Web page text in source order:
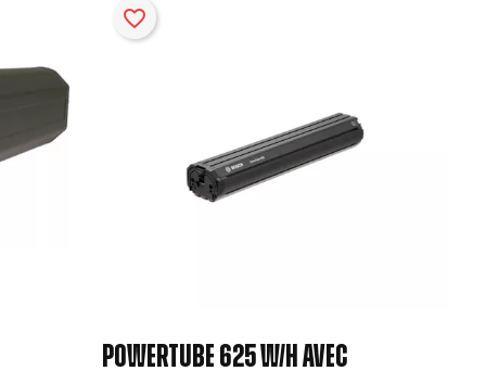
POWERTUBE 625 W/H AVEC
favorite_border